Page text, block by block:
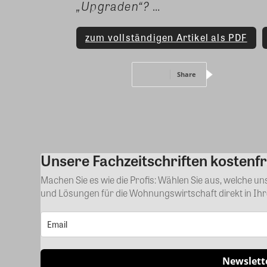
„Upgraden“? …
zum vollständigen Artikel als PDF
Share
Unsere Fachzeitschriften
Machen Sie es wie die Profis: Wählen Sie aus, welche
und Lösungen für die Wohnungswirtschaft direkt in